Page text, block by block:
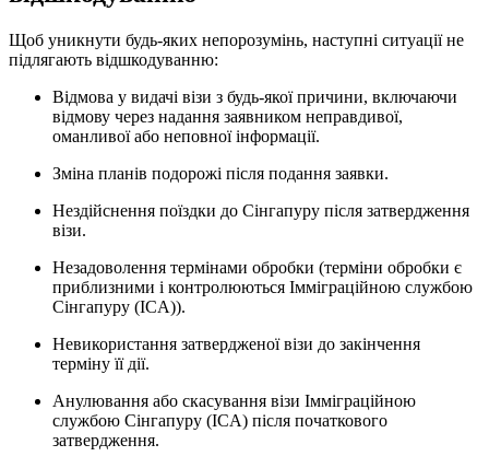
Щоб уникнути будь-яких непорозумінь, наступні ситуації не
підлягають відшкодуванню:
Відмова у видачі візи з будь-якої причини, включаючи
відмову через надання заявником неправдивої,
оманливої або неповної інформації.
Зміна планів подорожі після подання заявки.
Нездійснення поїздки до Сінгапуру після затвердження
візи.
Незадоволення термінами обробки (терміни обробки є
приблизними і контролюються Імміграційною службою
Сінгапуру (ICA)).
Невикористання затвердженої візи до закінчення
терміну її дії.
Анулювання або скасування візи Імміграційною
службою Сінгапуру (ICA) після початкового
затвердження.